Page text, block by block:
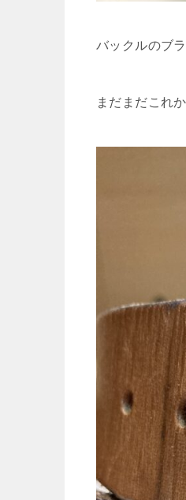
バックルのブ
まだまだこれ